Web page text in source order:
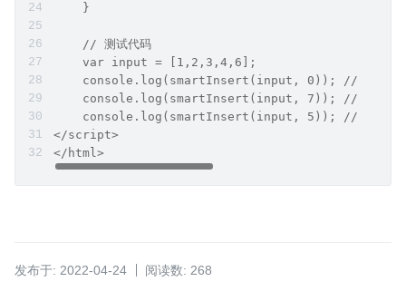
    }
    // 测试代码
    var input = [1,2,3,4,6];
console.log(smartInsert(input, 0)); // [0,
console.log(smartInsert(input, 7)); // [1,
console.log(smartInsert(input, 5)); // [1,
</script>
</html>
发布于: 2022-04-24 阅读数: 268